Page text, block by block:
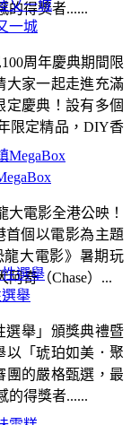
的得獎者......
大電影全港公映！
首個以電影為主題
龍大電影》暑期玩
奇（Chase）...
一城
周年慶典期間限
大家一起走進充滿
定慶典！設有多個
限定精品，DIY香
選舉
選舉」頒獎典禮暨
以「琥珀如美．聚
團的嚴格甄選，最
的得獎者......